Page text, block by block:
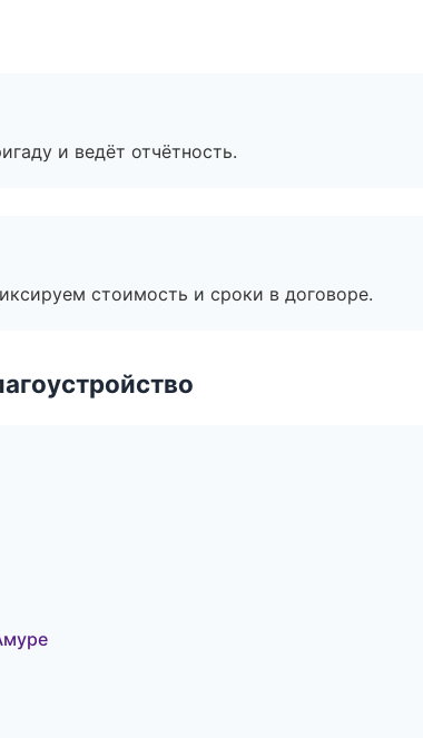
и ведёт отчётность.
стоимость и сроки в договоре.